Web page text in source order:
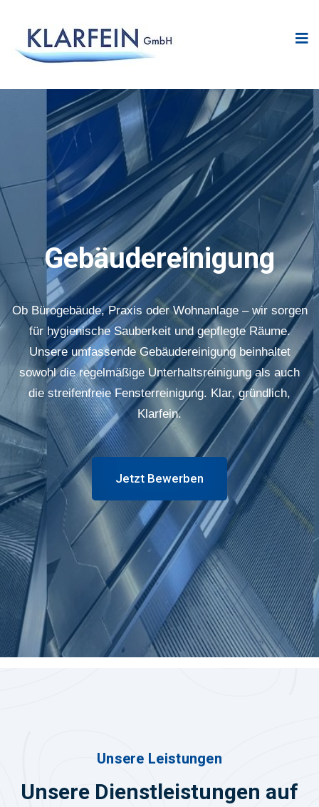
Gebäudereinigung
Ob Bürogebäude, Praxis oder Wohnanlage – wir sorgen
für hygienische Sauberkeit und gepflegte Räume.
Unsere umfassende Gebäudereinigung beinhaltet
sowohl die regelmäßige Unterhaltsreinigung als auch
die streifenfreie Fensterreinigung. Klar, gründlich,
Klarfein.
Jetzt Bewerben
Unsere Leistungen
Unsere Dienstleistungen auf